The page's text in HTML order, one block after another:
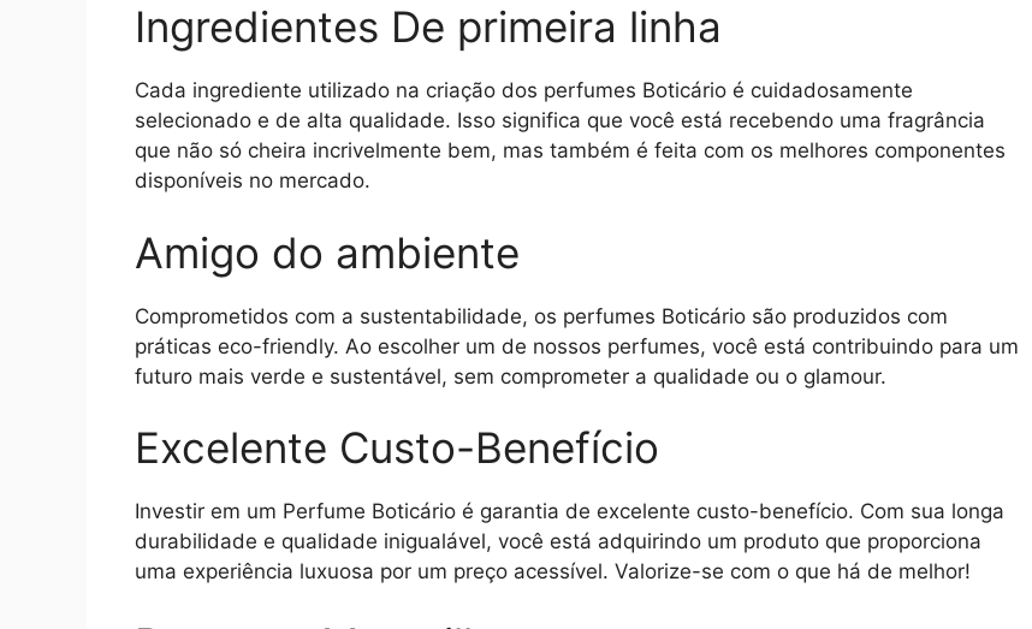
Ingredientes De primeira linha
Cada ingrediente utilizado na criação dos perfumes Boticário é cuidadosamente
selecionado e de alta qualidade. Isso significa que você está recebendo uma fragrância
que não só cheira incrivelmente bem, mas também é feita com os melhores componentes
disponíveis no mercado.
Amigo do ambiente
Comprometidos com a sustentabilidade, os perfumes Boticário são produzidos com
práticas eco-friendly. Ao escolher um de nossos perfumes, você está contribuindo para um
futuro mais verde e sustentável, sem comprometer a qualidade ou o glamour.
Excelente Custo-Benefício
Investir em um Perfume Boticário é garantia de excelente custo-benefício. Com sua longa
durabilidade e qualidade inigualável, você está adquirindo um produto que proporciona
uma experiência luxuosa por um preço acessível. Valorize-se com o que há de melhor!